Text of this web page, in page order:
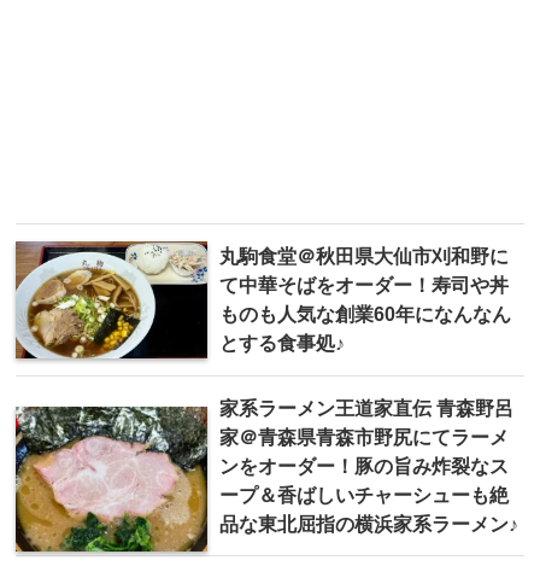
丸駒食堂＠秋田県大仙市刈和野に
て中華そばをオーダー！寿司や丼
ものも人気な創業60年になんなん
とする食事処♪
家系ラーメン王道家直伝 青森野呂
家＠青森県青森市野尻にてラーメ
ンをオーダー！豚の旨み炸裂なス
ープ＆香ばしいチャーシューも絶
品な東北屈指の横浜家系ラーメン♪